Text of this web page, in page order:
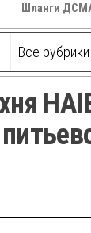
Шланги